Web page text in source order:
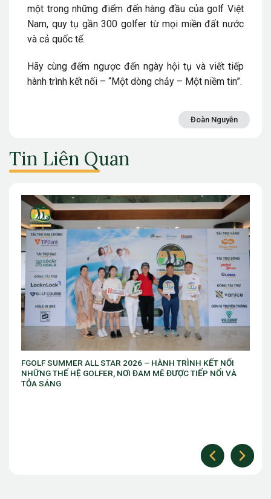
một trong những điểm đến hàng đầu của golf Việt
Nam, quy tụ gần 300 golfer từ mọi miền đất nước
và cả quốc tế.
Hãy cùng đếm ngược đến ngày hội tụ và viết tiếp
hành trình kết nối – “Một dòng chảy – Một niềm tin”.
Đoàn Nguyễn
Tin Liên Quan
NỐI
NỐI VÀ
Giải vô địch golf trẻ Việt Nam Mở rộng chuẩn bị khởi
thứ 10